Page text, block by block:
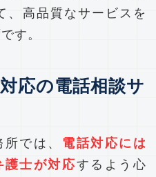
、高品質なサービスを
す。
応の電話相談サ
では、 電話対応には
護士が対応するよう心